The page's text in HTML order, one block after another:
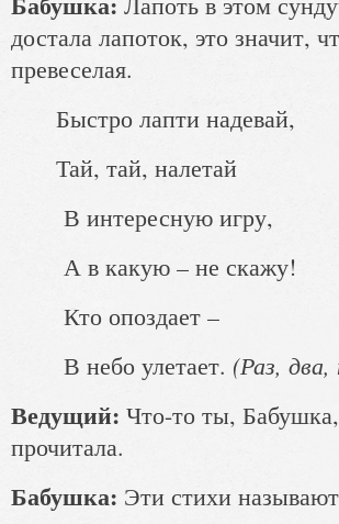
достала лапоток, это значит,
превеселая.
Быстро лапти надевай,
Тай, тай, налетай
В интересную игру,
А в какую – не скажу!
Кто опоздает –
В небо улетает. (Раз,
Ведущий: Что-то ты,
прочитала.
Бабушка: Эти стихи